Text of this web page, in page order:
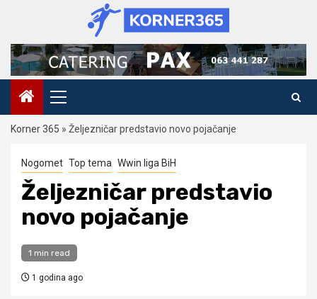
content
Primary
Menu
Korner 365 » Željezničar predstavio novo pojačanje
Nogomet Top tema Wwin liga BiH
Željezničar predstavio
novo pojačanje
1 min read
1 godina ago